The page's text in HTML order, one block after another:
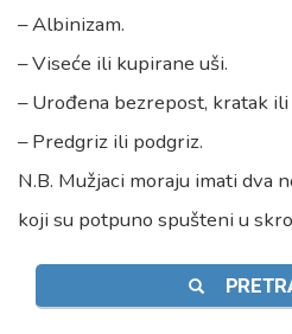
– Albinizam.
– Viseće ili kupirane uši.
– Urođena bezrepost, kratak
– Predgriz ili podgriz.
N.B. Mužjaci moraju imati dva
koji su potpuno spušteni u